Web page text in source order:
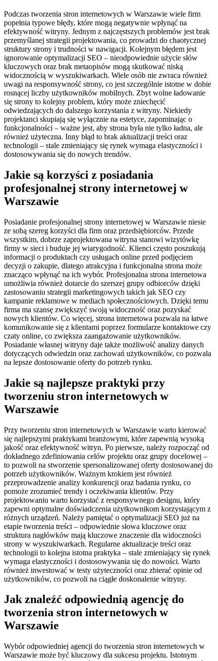
Podczas tworzenia stron internetowych w Warszawie wiele firm
popełnia typowe błędy, które mogą negatywnie wpłynąć na
efektywność witryny. Jednym z najczęstszych problemów jest brak
przemyślanej strategii projektowania, co prowadzi do chaotycznej
struktury strony i trudności w nawigacji. Kolejnym błędem jest
ignorowanie optymalizacji SEO – nieodpowiednie użycie słów
kluczowych oraz brak metaopisów mogą skutkować niską
widocznością w wyszukiwarkach. Wiele osób nie zwraca również
uwagi na responsywność strony, co jest szczególnie istotne w dobie
rosnącej liczby użytkowników mobilnych. Zbyt wolne ładowanie
się strony to kolejny problem, który może zniechęcić
odwiedzających do dalszego korzystania z witryny. Niekiedy
projektanci skupiają się wyłącznie na estetyce, zapominając o
funkcjonalności – ważne jest, aby strona była nie tylko ładna, ale
również użyteczna. Inny błąd to brak aktualizacji treści oraz
technologii – stale zmieniający się rynek wymaga elastyczności i
dostosowywania się do nowych trendów.
Jakie są korzyści z posiadania
profesjonalnej strony internetowej w
Warszawie
Posiadanie profesjonalnej strony internetowej w Warszawie niesie
ze sobą szereg korzyści dla firm oraz przedsiębiorców. Przede
wszystkim, dobrze zaprojektowana witryna stanowi wizytówkę
firmy w sieci i buduje jej wiarygodność. Klienci często poszukują
informacji o produktach czy usługach online przed podjęciem
decyzji o zakupie, dlatego atrakcyjna i funkcjonalna strona może
znacząco wpłynąć na ich wybór. Profesjonalna strona internetowa
umożliwia również dotarcie do szerszej grupy odbiorców dzięki
zastosowaniu strategii marketingowych takich jak SEO czy
kampanie reklamowe w mediach społecznościowych. Dzięki temu
firma ma szansę zwiększyć swoją widoczność oraz pozyskać
nowych klientów. Co więcej, strona internetowa pozwala na łatwe
komunikowanie się z klientami poprzez formularze kontaktowe czy
czaty online, co zwiększa zaangażowanie użytkowników.
Posiadanie własnej witryny daje także możliwość analizy danych
dotyczących odwiedzin oraz zachowań użytkowników, co pozwala
na lepsze dostosowanie oferty do potrzeb rynku.
Jakie są najlepsze praktyki przy
tworzeniu stron internetowych w
Warszawie
Przy tworzeniu stron internetowych w Warszawie warto kierować
się najlepszymi praktykami branżowymi, które zapewnią wysoką
jakość oraz efektywność witryn. Po pierwsze, należy rozpocząć od
dokładnego zdefiniowania celów projektu oraz grupy docelowej –
to pozwoli na stworzenie spersonalizowanej oferty dostosowanej do
potrzeb użytkowników. Ważnym krokiem jest również
przeprowadzenie analizy konkurencji oraz badania rynku, co
pomoże zrozumieć trendy i oczekiwania klientów. Przy
projektowaniu warto korzystać z responsywnego designu, który
zapewni optymalne doświadczenia użytkownikom korzystającym z
różnych urządzeń. Należy pamiętać o optymalizacji SEO już na
etapie tworzenia treści – odpowiednie słowa kluczowe oraz
struktura nagłówków mają kluczowe znaczenie dla widoczności
strony w wyszukiwarkach. Regularne aktualizacje treści oraz
technologii to kolejna istotna praktyka – stale zmieniający się rynek
wymaga elastyczności i dostosowywania się do nowości. Warto
również inwestować w testy użyteczności oraz zbierać opinie od
użytkowników, co pozwoli na ciągłe doskonalenie witryny.
Jak znaleźć odpowiednią agencję do
tworzenia stron internetowych w
Warszawie
Wybór odpowiedniej agencji do tworzenia stron internetowych w
Warszawie może być kluczowy dla sukcesu projektu. Istotnym